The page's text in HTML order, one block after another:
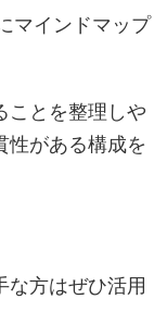
マインドマップ
ことを整理しや
性がある構成を
な方はぜひ活用